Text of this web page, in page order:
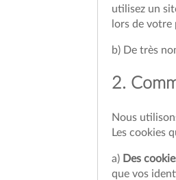
utilisez un
lors de votre
b) De très
2.
Nous
Les cookies
a) Des
que vos